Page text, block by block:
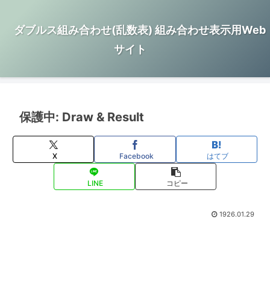
ダブルス組み合わせ(乱数表) 組み合わせ表示用Web
サイト
保護中: Draw & Result
X Facebook はてブ
LINE コピー
1926.01.29